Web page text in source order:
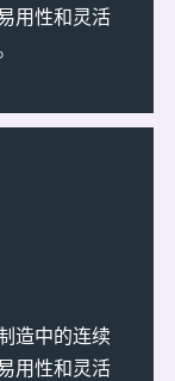
用性和灵活
造中的连续
用性和灵活